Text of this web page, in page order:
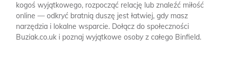
kogoś wyjątkowego, rozpocząć relację lub znaleźć miłość
online — odkryć bratnią duszę jest łatwiej, gdy masz
narzędzia i lokalne wsparcie. Dołącz do społeczności
Buziak.co.uk i poznaj wyjątkowe osoby z całego Binfield.